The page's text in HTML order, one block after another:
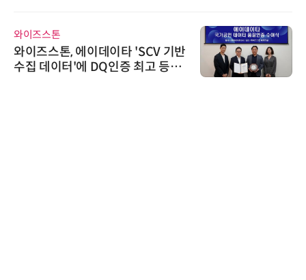
와이즈스톤
와이즈스톤, 에이데이타 'SCV 기반
수집 데이터'에 DQ인증 최고 등급